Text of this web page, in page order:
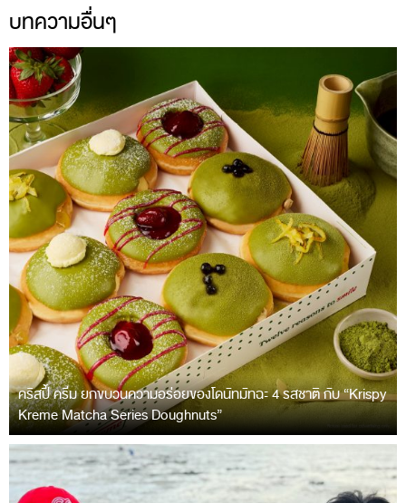
บทความอื่นๆ
คริสปี้ ครีม ยกขบวนความอร่อยของโดนัทมัทฉะ 4 รสชาติ กับ “Krispy
Kreme Matcha Series Doughnuts”